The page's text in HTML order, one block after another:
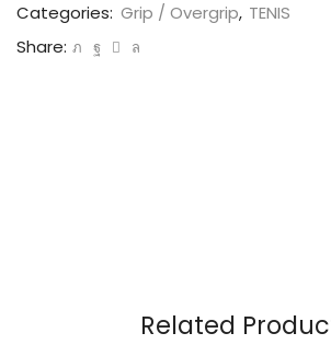
Categories: Grip / Overgrip, TENIS
Share:
Related